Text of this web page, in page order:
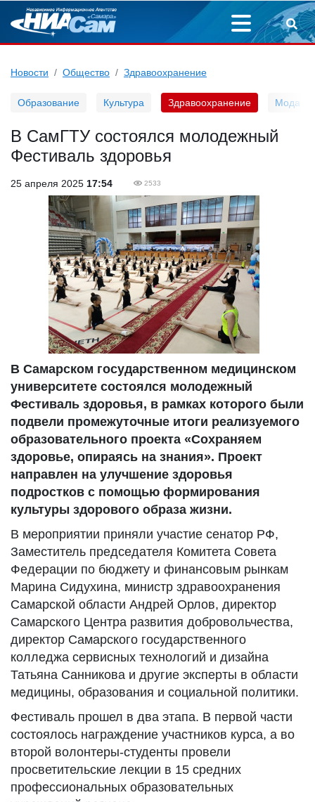
Новости Общество Здравоохранение
Образование Культура Здравоохранение Мода
В СамГТУ состоялся молодежный
Фестиваль здоровья
25 апреля 2025 17:54 2533
В Самарском государственном медицинском
университете состоялся молодежный
Фестиваль здоровья, в рамках которого были
подвели промежуточные итоги реализуемого
образовательного проекта «Сохраняем
здоровье, опираясь на знания». Проект
направлен на улучшение здоровья
подростков с помощью формирования
культуры здорового образа жизни.
В мероприятии приняли участие сенатор РФ,
Заместитель председателя Комитета Совета
Федерации по бюджету и финансовым рынкам
Марина Сидухина, министр здравоохранения
Самарской области Андрей Орлов, директор
Самарского Центра развития добровольчества,
директор Самарского государственного
колледжа сервисных технологий и дизайна
Татьяна Санникова и другие эксперты в области
медицины, образования и социальной политики.
Фестиваль прошел в два этапа. В первой части
состоялось награждение участников курса, а во
второй волонтеры-студенты провели
просветительские лекции в 15 средних
профессиональных образовательных